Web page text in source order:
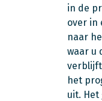
in de
over in
naar
waar u
het
uit. Het